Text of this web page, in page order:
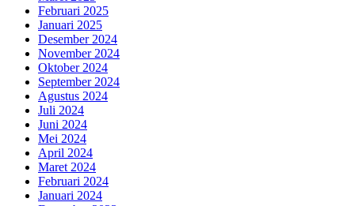
Februari 2025
Januari 2025
Desember 2024
November 2024
Oktober 2024
September 2024
Agustus 2024
Juli 2024
Juni 2024
Mei 2024
April 2024
Maret 2024
Februari 2024
Januari 2024